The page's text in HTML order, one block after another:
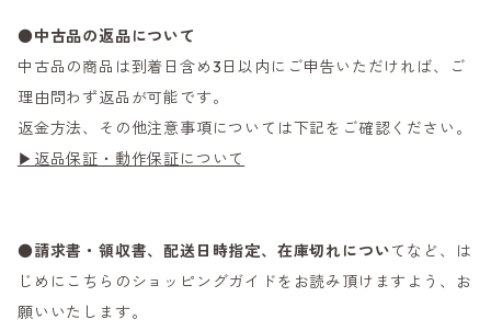
●中古品の返品について
中古品の商品は到着日含め3日以内にご申告いただければ、ご
理由問わず返品が可能です。
返金方法、その他注意事項については下記をご確認ください。
▶返品保証・動作保証について
●請求書・領収書、配送日時指定、在庫切れについてなど、は
じめにこちらのショッピングガイドをお読み頂けますよう、お
願いいたします。